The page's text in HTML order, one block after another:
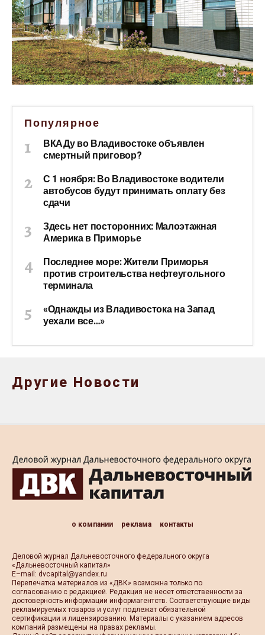
Популярное
ВКАДу во Владивостоке объявлен
смертный приговор?
С 1 ноября: Во Владивостоке водители
автобусов будут принимать оплату без
сдачи
Здесь нет посторонних: Малоэтажная
Америка в Приморье
Последнее море: Жители Приморья
против строительства нефтеугольного
терминала
«Однажды из Владивостока на Запад
уехали все…»
Другие Новости
о компании реклама контакты
Деловой журнал Дальневосточного федерального округа
«Дальневосточный капитал»
Е–mail: dvcapital@yandex.ru
Перепечатка материалов из «ДВК» возможна только по
согласованию с редакцией. Редакция не несет ответственности за
достоверность информации информагентств. Соответствующие виды
рекламируемых товаров и услуг подлежат обязательной
сертификации и лицензированию. Материалы с указанием адресов
компаний размещены на правах рекламы.